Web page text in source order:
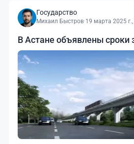
Государство
Михаил Быстров·19 марта 2025
В Астане объявлены сроки